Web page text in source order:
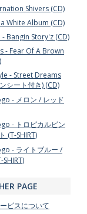
Shivers (CD)
White Album (CD)
Bangin Story'z (CD)
- Fear Of A Brown
- Street Dreams
シート付き) (CD)
- メロン / レッド
- トロピカルピン
(T-SHIRT)
- ライトブルー /
SHIRT)
PAGE
ビスについて